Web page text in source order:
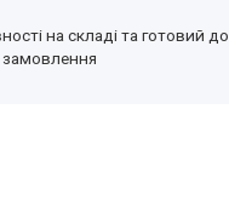
на складі та готовий до
замовлення